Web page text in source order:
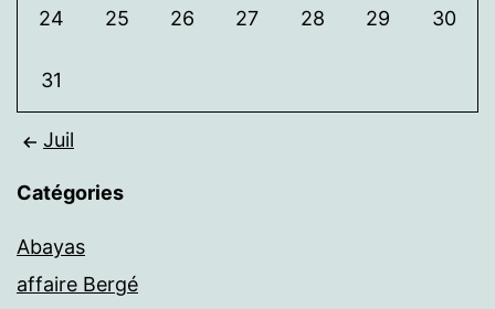
24 25 26 27 28 29 30
31
Juil
Catégories
Abayas
affaire Bergé